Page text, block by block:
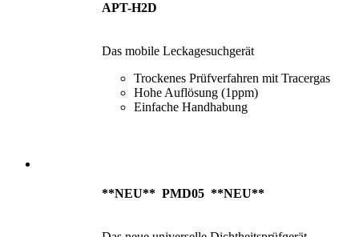
APT-H2D
Das mobile Leckagesuchgerät
Trockenes Prüfverfahren mit Tracergas
Hohe Auflösung (1ppm)
Einfache Handhabung
**NEU** PMD05 **NEU**